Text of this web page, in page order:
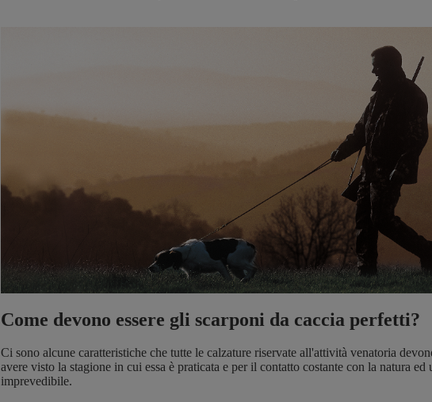
Come devono essere gli scarponi da caccia perfetti?
Ci sono alcune caratteristiche che tutte le calzature riservate all'attività venatoria
avere visto la stagione in cui essa è praticata e per il contatto costante con la natura ed
imprevedibile.